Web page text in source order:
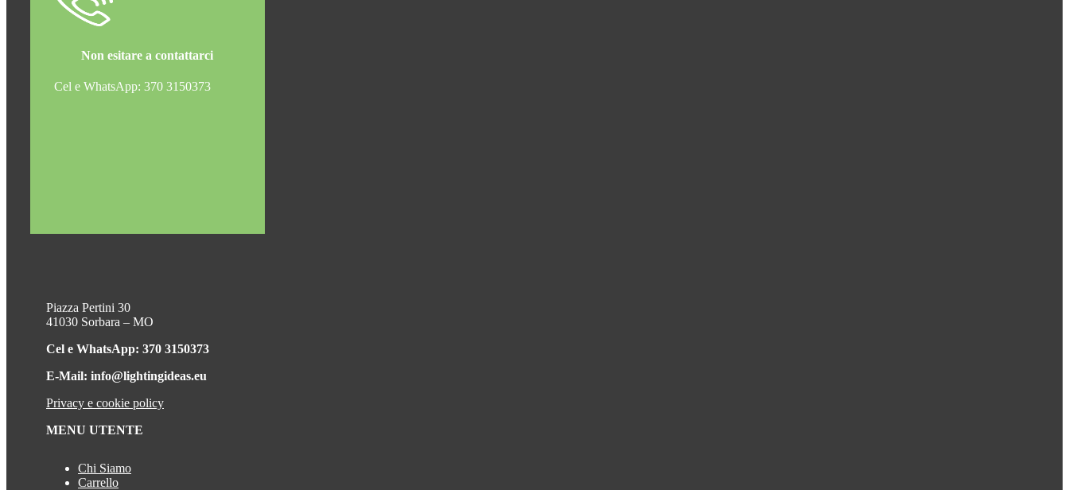
Non esitare a contattarci
Cel e WhatsApp: 370 3150373
Piazza Pertini 30
41030 Sorbara – MO
Cel e WhatsApp: 370 3150373
E-Mail: info@lightingideas.eu
Privacy e cookie policy
MENU UTENTE
Chi Siamo
Carrello